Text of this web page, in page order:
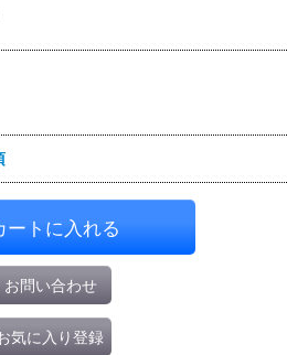
ートに入れる
お問い合わせ
気に入り登録